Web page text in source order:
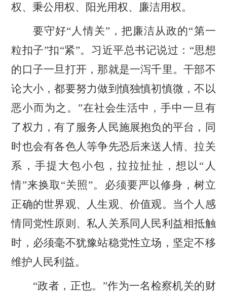
权、秉公用权、阳光用权、廉洁用权。
要守好“人情关”，把廉洁从政的“第一
粒扣子”扣“紧”。习近平总书记说过：“思想
的口子一旦打开，那就是一泻千里。干部不
论大小，都要努力做到慎独慎初慎微，不以
恶小而为之。”在社会生活中，手中一旦有
了权力，有了服务人民施展抱负的平台，同
时也会有各色人等争先恐后来送人情、拉关
系，手提大包小包，拉拉扯扯，想以“人
情”来换取“关照”。必须要严以修身，树立
正确的世界观、人生观、价值观。当个人感
情同党性原则、私人关系同人民利益相抵触
时，必须毫不犹豫站稳党性立场，坚定不移
维护人民利益。
“政者，正也。”作为一名检察机关的财